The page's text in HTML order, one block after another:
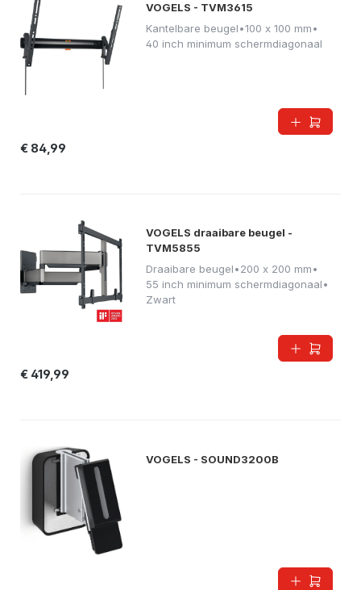
VOGELS - TVM3615
Kantelbare beugel•100 x 100 mm•
40 inch minimum schermdiagonaal
€ 84,99
VOGELS draaibare beugel -
TVM5855
Draaibare beugel•200 x 200 mm•
55 inch minimum schermdiagonaal•
Zwart
€ 419,99
VOGELS - SOUND3200B